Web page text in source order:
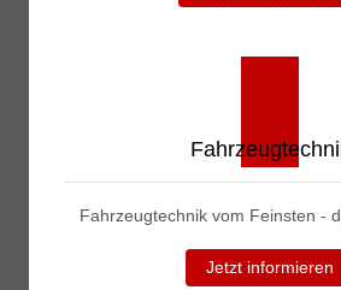
Fahrzeugtechnik vom Feinsten -
Jetzt informieren